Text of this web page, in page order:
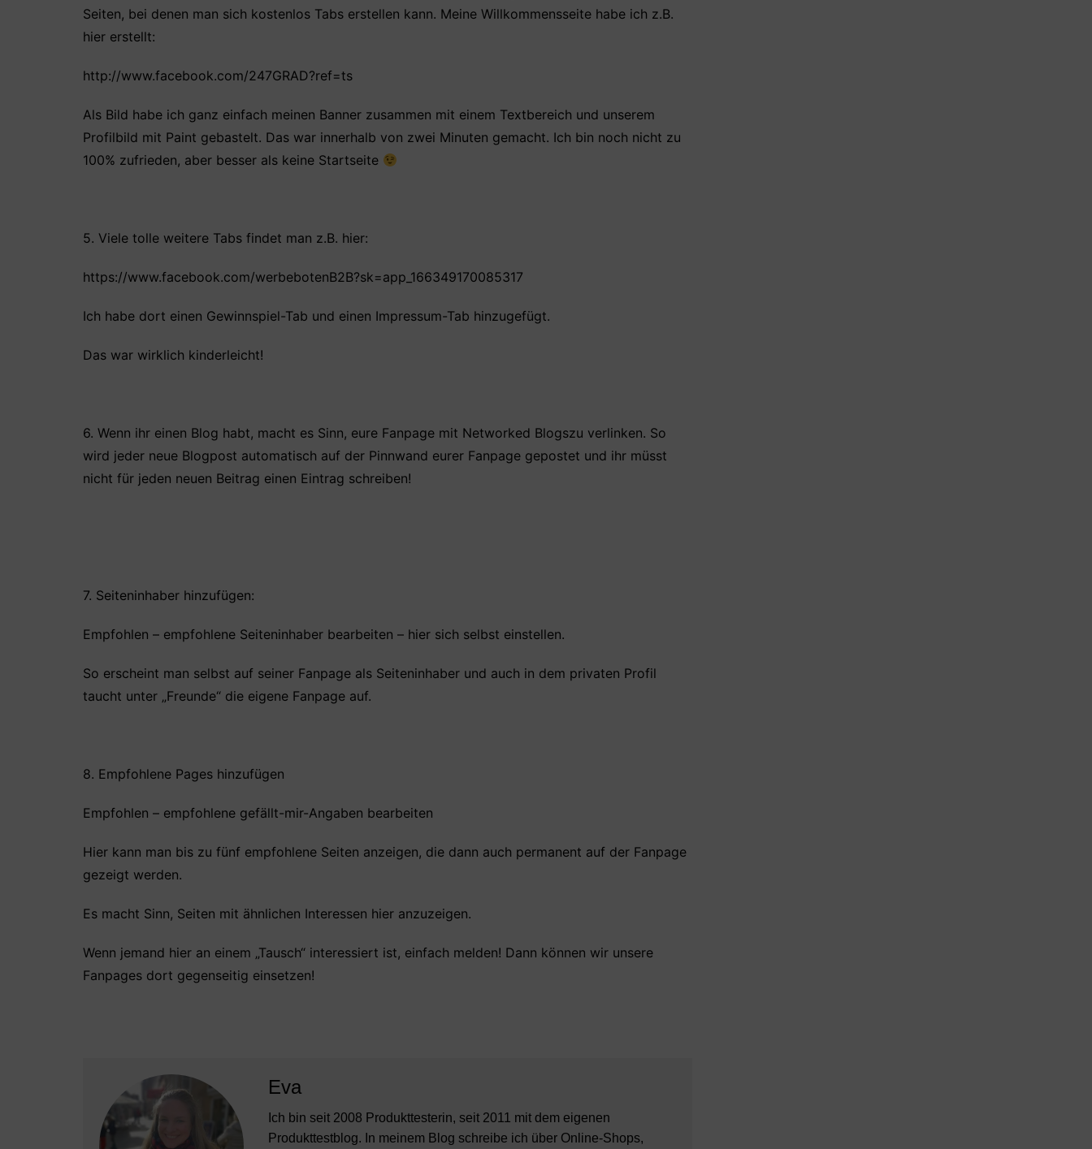
Seiten, bei denen man sich kostenlos Tabs erstellen kann. Meine Willkommensseite habe ich z.B.
hier erstellt:
http://www.facebook.com/247GRAD?ref=ts
Als Bild habe ich ganz einfach meinen Banner zusammen mit einem Textbereich und unserem
Profilbild mit Paint gebastelt. Das war innerhalb von zwei Minuten gemacht. Ich bin noch nicht zu
100% zufrieden, aber besser als keine Startseite
5. Viele tolle weitere Tabs findet man z.B. hier:
https://www.facebook.com/werbebotenB2B?sk=app_166349170085317
Ich habe dort einen Gewinnspiel-Tab und einen Impressum-Tab hinzugefügt.
Das war wirklich kinderleicht!
6. Wenn ihr einen Blog habt, macht es Sinn, eure Fanpage mit Networked Blogszu verlinken. So
wird jeder neue Blogpost automatisch auf der Pinnwand eurer Fanpage gepostet und ihr müsst
nicht für jeden neuen Beitrag einen Eintrag schreiben!
7. Seiteninhaber hinzufügen:
Empfohlen – empfohlene Seiteninhaber bearbeiten – hier sich selbst einstellen.
So erscheint man selbst auf seiner Fanpage als Seiteninhaber und auch in dem privaten Profil
taucht unter „Freunde“ die eigene Fanpage auf.
8. Empfohlene Pages hinzufügen
Empfohlen – empfohlene gefällt-mir-Angaben bearbeiten
Hier kann man bis zu fünf empfohlene Seiten anzeigen, die dann auch permanent auf der Fanpage
gezeigt werden.
Es macht Sinn, Seiten mit ähnlichen Interessen hier anzuzeigen.
Wenn jemand hier an einem „Tausch“ interessiert ist, einfach melden! Dann können wir unsere
Fanpages dort gegenseitig einsetzen!
Eva
Ich bin seit 2008 Produkttesterin, seit 2011 mit dem eigenen
Produkttestblog. In meinem Blog schreibe ich über Online-Shops,